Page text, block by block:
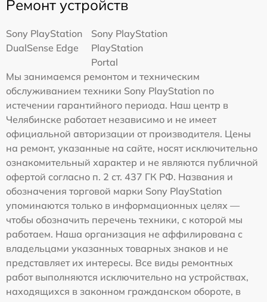
Ремонт устройств
Sony PlayStation
DualSense Edge
Sony PlayStation
PlayStation
Portal
Мы занимаемся ремонтом и техническим
обслуживанием техники Sony PlayStation по
истечении гарантийного периода. Наш центр в
Челябинске работает независимо и не имеет
официальной авторизации от производителя. Цены
на ремонт, указанные на сайте, носят исключительно
ознакомительный характер и не являются публичной
офертой согласно п. 2 ст. 437 ГК РФ. Названия и
обозначения торговой марки Sony PlayStation
упоминаются только в информационных целях —
чтобы обозначить перечень техники, с которой мы
работаем. Наша организация не аффилирована с
владельцами указанных товарных знаков и не
представляет их интересы. Все виды ремонтных
работ выполняются исключительно на устройствах,
находящихся в законном гражданском обороте, в